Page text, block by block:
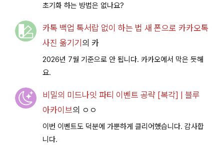
초기화 하는 방법은 없나요?
카톡 백업 톡서랍 없이 하는 법 새 폰으로 카카오톡
사진 옮기기 의 카
2026년 7월 기준으로 안 됩니다. 카카오에서 막은 듯해
요.
비밀의 미드나잇 파티 이벤트 공략 [복각] | 블루
아카이브의 ㅇㅇ
이번 이벤트도 덕분에 가뿐하게 클리어했습니다. 감사합
니다.